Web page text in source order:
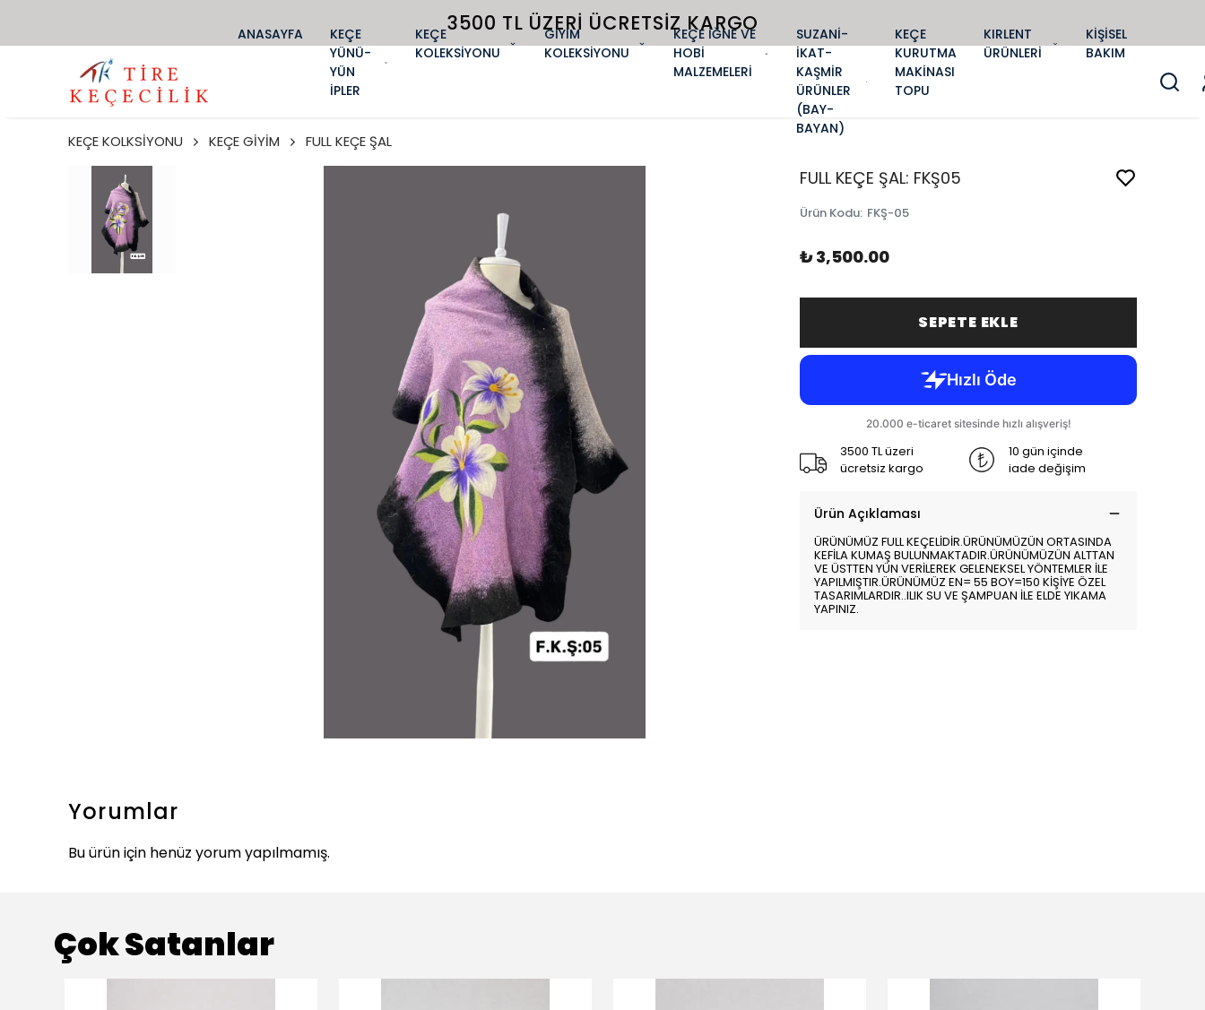
3500 TL ÜZERI ÜCRETSIZ KARGO
ANASAYFA
KEÇE
YÜNÜ-
YÜN
İPLER
KEÇE
KOLEKSİYONU
GİYİM
KOLEKSİYONU
KEÇE İĞNE VE
HOBİ
MALZEMELERİ
SUZANİ-
İKAT-
KAŞMİR
ÜRÜNLER
(BAY-
BAYAN)
KEÇE
KURUTMA
MAKİNASI
TOPU
KIRLENT
ÜRÜNLERİ
KİŞİSEL
BAKIM
KEÇE KOLKSİYONU KEÇE GİYİM FULL KEÇE ŞAL
FULL KEÇE ŞAL: FKŞ05
Ürün Kodu: FKŞ-05
₺ 3,500.00
SEPETE EKLE
3500 TL üzeri
ücretsiz kargo
10 gün içinde
iade değişim
Ürün Açıklaması
ÜRÜNÜMÜZ FULL KEÇELİDİR.ÜRÜNÜMÜZÜN ORTASINDA
KEFİLA KUMAŞ BULUNMAKTADIR.ÜRÜNÜMÜZÜN ALTTAN
VE ÜSTTEN YÜN VERİLEREK GELENEKSEL YÖNTEMLER İLE
YAPILMIŞTIR.ÜRÜNÜMÜZ EN= 55 BOY=150 KİŞİYE ÖZEL
TASARIMLARDIR..ILIK SU VE ŞAMPUAN İLE ELDE YIKAMA
YAPINIZ.
Yorumlar
Bu ürün için henüz yorum yapılmamış.
Çok Satanlar